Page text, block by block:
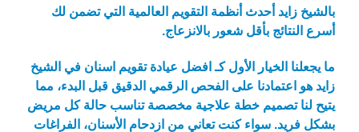
بالشيخ زايد أحدث أنظمة التقويم العالمية التي تضمن لك
أسرع النتائج بأقل شعور بالانزعاج.
ما يجعلنا الخيار الأول كـ افضل عيادة تقويم اسنان في الشيخ
زايد هو اعتمادنا على الفحص الرقمي الدقيق قبل البدء، مما
يتيح لنا تصميم خطة علاجية مخصصة تناسب حالة كل مريض
بشكل فريد. سواء كنت تعاني من ازدحام الأسنان، الفراغات